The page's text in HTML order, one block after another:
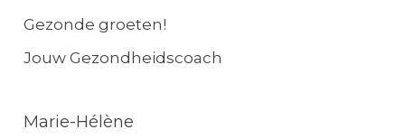
Gezonde groeten!
Jouw Gezondheidscoach
Marie-Hélène